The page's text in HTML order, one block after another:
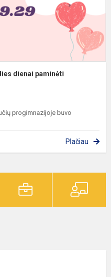
dienai paminėti
progimnazijoje buvo
Plačiau